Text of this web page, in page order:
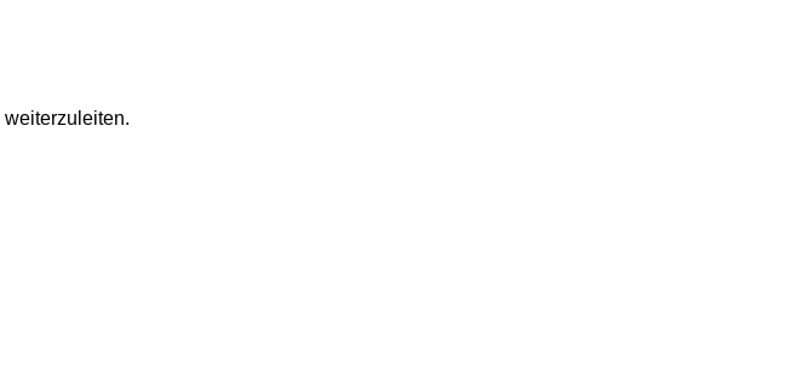
weiterzuleiten.